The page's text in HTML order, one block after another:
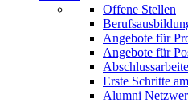
Offene Stellen
Angebote für
Angebote für
Erste Schritte
Alumni